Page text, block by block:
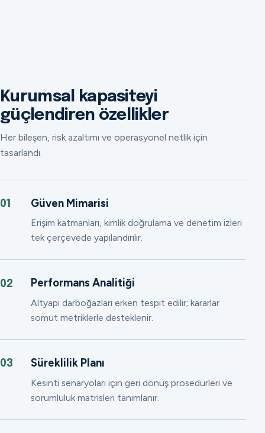
Kurumsal kapasiteyi
güçlendiren özellikler
Her bileşen, risk azaltımı ve operasyonel netlik için
tasarlandı.
01 Güven Mimarisi
Erişim katmanları, kimlik doğrulama ve denetim izleri
tek çerçevede yapılandırılır.
02 Performans Analitiği
Altyapı darboğazları erken tespit edilir; kararlar
somut metriklerle desteklenir.
03 Süreklilik Planı
Kesinti senaryoları için geri dönüş prosedürleri ve
sorumluluk matrisleri tanımlanır.